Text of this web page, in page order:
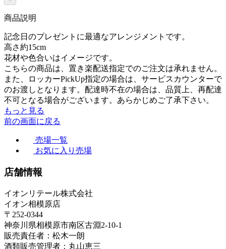
商品説明
記念日のプレゼントに最適なアレンジメントです。
高さ約15cm
花材や色合いはイメージです。
こちらの商品は、置き楽配送指定でのご注文は承れません。
また、ロッカーPickUp指定の場合は、サービスカウンターで
のお渡しとなります。配達時不在の場合は、品質上、再配達
不可となる場合がございます。あらかじめご了承下さい。
もっと見る
前の画面に戻る
売場一覧
お気に入り売場
店舗情報
イオンリテール株式会社
イオン相模原店
〒252-0344
神奈川県相模原市南区古淵2-10-1
販売責任者：松木一朗
酒類販売管理者：丸山恵三